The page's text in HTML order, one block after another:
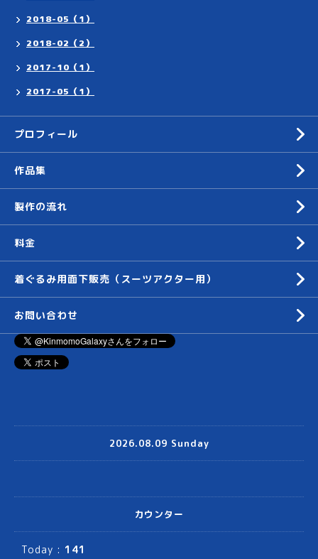
2018-05（1）
2018-02（2）
2017-10（1）
2017-05（1）
プロフィール
作品集
製作の流れ
料金
着ぐるみ用面下販売（スーツアクター用）
お問い合わせ
2026.08.09 Sunday
カウンター
Today : 141